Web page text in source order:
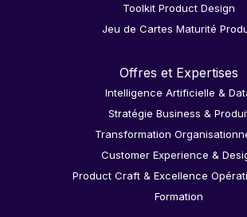
Toolkit Product Design
Jeu de Cartes Maturité
Offres et Expertises
Intelligence Artificielle &
Stratégie Business &
Transformation
Customer Experience &
Product Craft & Excellence
Formation